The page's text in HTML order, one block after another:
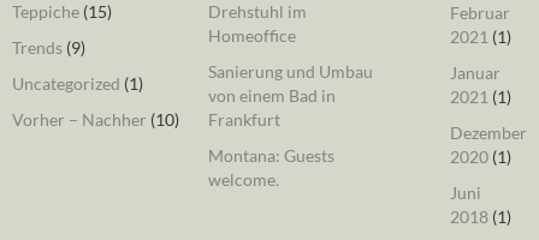
Teppiche (15)
Trends (9)
Uncategorized (1)
Vorher – Nachher (10)
Drehstuhl im
Homeoffice
Sanierung und Umbau
von einem Bad in
Frankfurt
Montana: Guests
welcome.
Februar
2021 (1)
Januar
2021 (1)
Dezember
2020(1)
Juni
2018(1)